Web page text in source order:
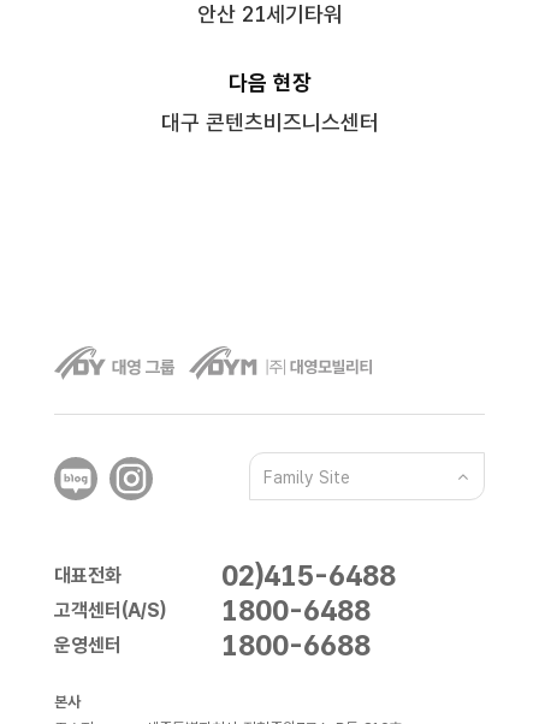
안산 21세기타워
다음 현장
대구 콘텐츠비즈니스센터
Family Site
대표전화 02)415-6488
고객센터(A/S) 1800-6488
운영센터 1800-6688
본사